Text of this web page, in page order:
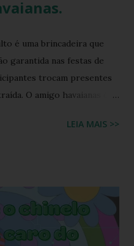
é uma brincadeira que
garantida nas festas de
trocam presentes
O amigo havaianas é
sandálias havaianas
do ano para
nas escolas, nas
festas de fim de ano,
LEIA MAIS >>